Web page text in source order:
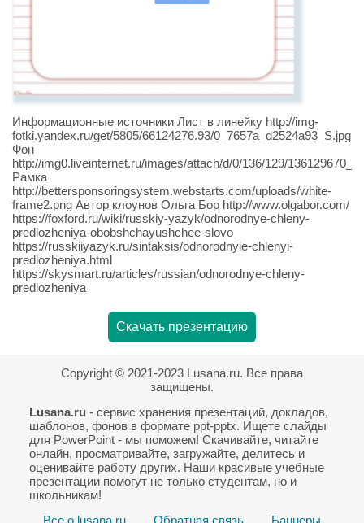
Информационные источники Лист в линейку http://img-
fotki.yandex.ru/get/5805/66124276.93/0_7657a_d2524a93_S.jpg
Фон
http://img0.liveinternet.ru/images/attach/d/0/136/129/
Рамка
http://bettersponsoringsystem.webstarts.com/uploads/white-
frame2.png Автор клоунов Ольга Бор http://www.olgabor.com/
https://foxford.ru/wiki/russkiy-yazyk/odnorodnye-chleny-
predlozheniya-obobshchayushchee-slovo
https://russkiiyazyk.ru/sintaksis/odnorodnyie-chlenyi-
predlozheniya.html
https://skysmart.ru/articles/russian/odnorodnye-chleny-
predlozheniya
Скачать презентацию
Copyright © 2021-2023 Lusana.ru. Все права
защищены.
Lusana.ru - сервис хранения презентаций, докладов,
шаблонов, фонов в формате ppt-pptx. Ищете слайды
для PowerPoint - мы поможем! Скачивайте, читайте
онлайн, просматривайте, загружайте, делитесь и
оценивайте работу других. Наши красивые учебные
презентации помогут не только студентам, но и
школьникам!
Все о lusana.ru
Обратная связь Баннеры